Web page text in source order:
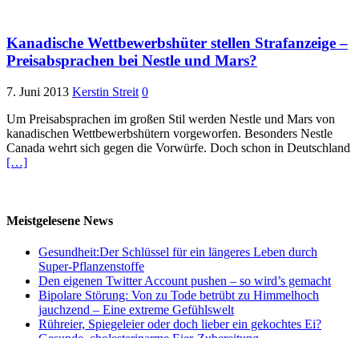
Kanadische Wettbewerbshüter stellen Strafanzeige –
Preisabsprachen bei Nestle und Mars?
7. Juni 2013 Kerstin Streit 0
Um Preisabsprachen im großen Stil werden Nestle und Mars von
kanadischen Wettbewerbshütern vorgeworfen. Besonders Nestle
Canada wehrt sich gegen die Vorwürfe. Doch schon in Deutschland
[…]
Meistgelesene News
Gesundheit:Der Schlüssel für ein längeres Leben durch
Super-Pflanzenstoffe
Den eigenen Twitter Account pushen – so wird’s gemacht
Bipolare Störung: Von zu Tode betrübt zu Himmelhoch
jauchzend – Eine extreme Gefühlswelt
Rühreier, Spiegeleier oder doch lieber ein gekochtes Ei?